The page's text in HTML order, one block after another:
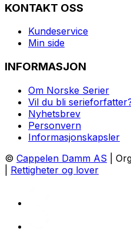
KONTAKT OSS
Kundeservice
Min side
INFORMASJON
Om Norske Serier
Vil du bli
Nyhetsbrev
Personvern
Informasjonskapsler
© Cappelen Damm AS |
Rettigheter og lover